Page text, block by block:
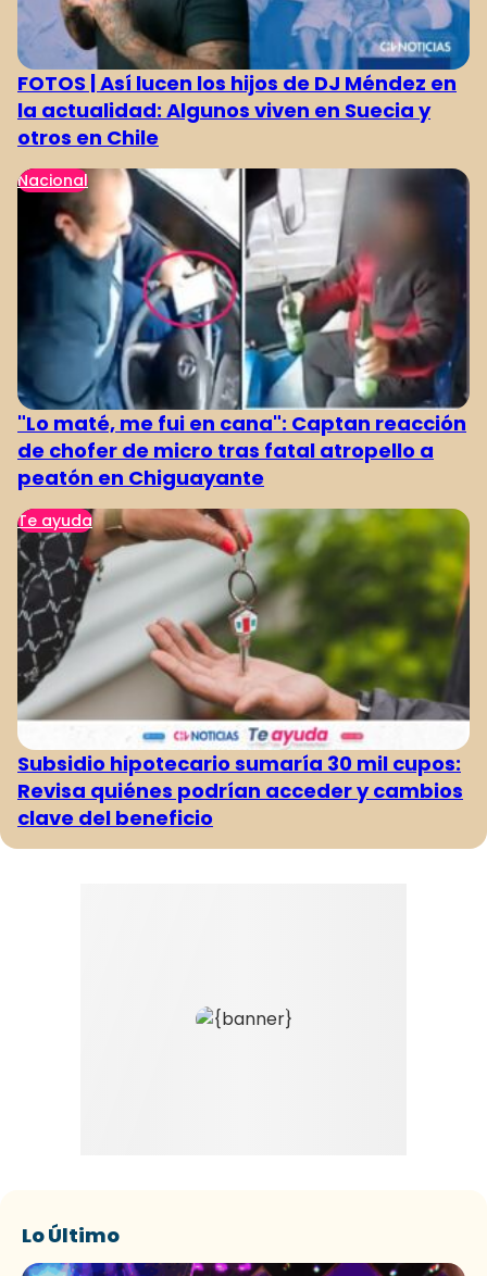
10441045 10461047104810491050
FOTOS | Así lucen los hijos de DJ Méndez en
la actualidad: Algunos viven en Suecia y
otros en Chile
Nacional
"Lo maté, me fui en cana": Captan reacción
de chofer de micro tras fatal atropello a
peatón en Chiguayante
Te ayuda
Subsidio hipotecario sumaría 30 mil cupos:
Revisa quiénes podrían acceder y cambios
clave del beneficio
Lo Último